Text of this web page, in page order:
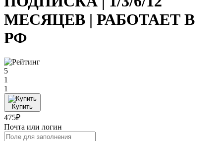
МЕСЯЦЕВ | РАБОТАЕТ В
РФ
5
1
1
Купить
475₽
Почта или логин